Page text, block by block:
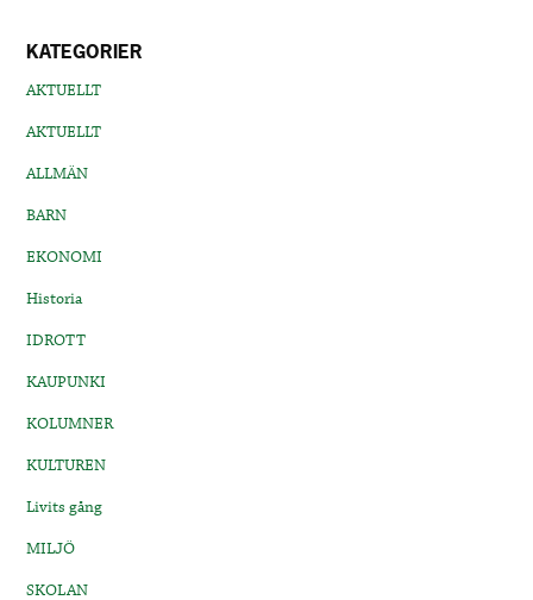
KATEGORIER
AKTUELLT
AKTUELLT
ALLMÄN
BARN
EKONOMI
Historia
IDROTT
KAUPUNKI
KOLUMNER
KULTUREN
Livits gång
MILJÖ
SKOLAN